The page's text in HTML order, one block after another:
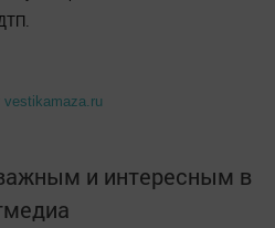
vestikamaza.ru
и интересным в